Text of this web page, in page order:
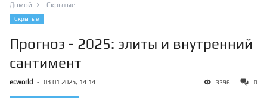
Домой Скрытые
Скрытые
Прогноз - 2025: элиты и внутренний
сантимент
ecworld - 03.01.2025, 14:14 3396 0